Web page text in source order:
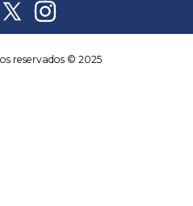
reservados © 2025